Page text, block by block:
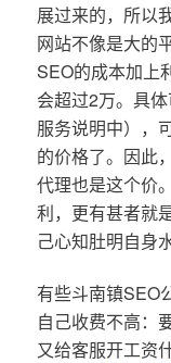
展过来的，所以
网站不像是大的
SEO的成本加上
会超过2万。具
服务说明中），
的价格了。因此
代理也是这个价
利，更有甚者就
己心知肚明自身
有些斗南镇SEO
自己收费不高：
又给客服开工资